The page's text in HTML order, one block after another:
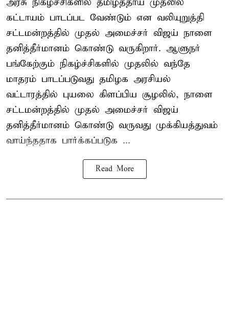
கட்டாயம் பாடப்பட வேண்டும் என வலியுறுத்தி
சட்டமன்றத்தில் முதல் அமைச்சர் விஜய் நாளை
தனித்தீர்மானம் கொண்டு வருகிறார். ஆளுநர்
பங்கேற்கும் நிகழ்ச்சிகளில் முதலில் வந்தே
மாதரம் பாடப்படுவது தமிழக அரசியல்
வட்டாரத்தில் புயலை கிளப்பிய சூழலில், நாளை
சட்டமன்றத்தில் முதல் அமைச்சர் விஜய்
தனித்தீர்மானம் கொண்டு வருவது முக்கியத்துவம்
வாய்ந்ததாக பார்க்கப்படுக ...
Read More